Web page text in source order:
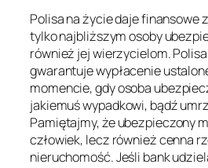
Polisa na życie daje finansowe
tylko najbliższym osoby
również jej wierzycielom.
gwarantuje wypłacenie
momencie, gdy osoba
jakiemuś wypadkowi, bądź
Pamiętajmy, że ubezpieczony
człowiek, lecz również cenna
nieruchomość. Jeśli bank